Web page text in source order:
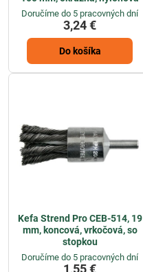
Doručíme do 5 pracovných dní
3,24 €
Do košíka
Kefa Strend Pro CEB-514, 19
mm, koncová, vrkočová, so
stopkou
Doručíme do 5 pracovných dní
1,55 €